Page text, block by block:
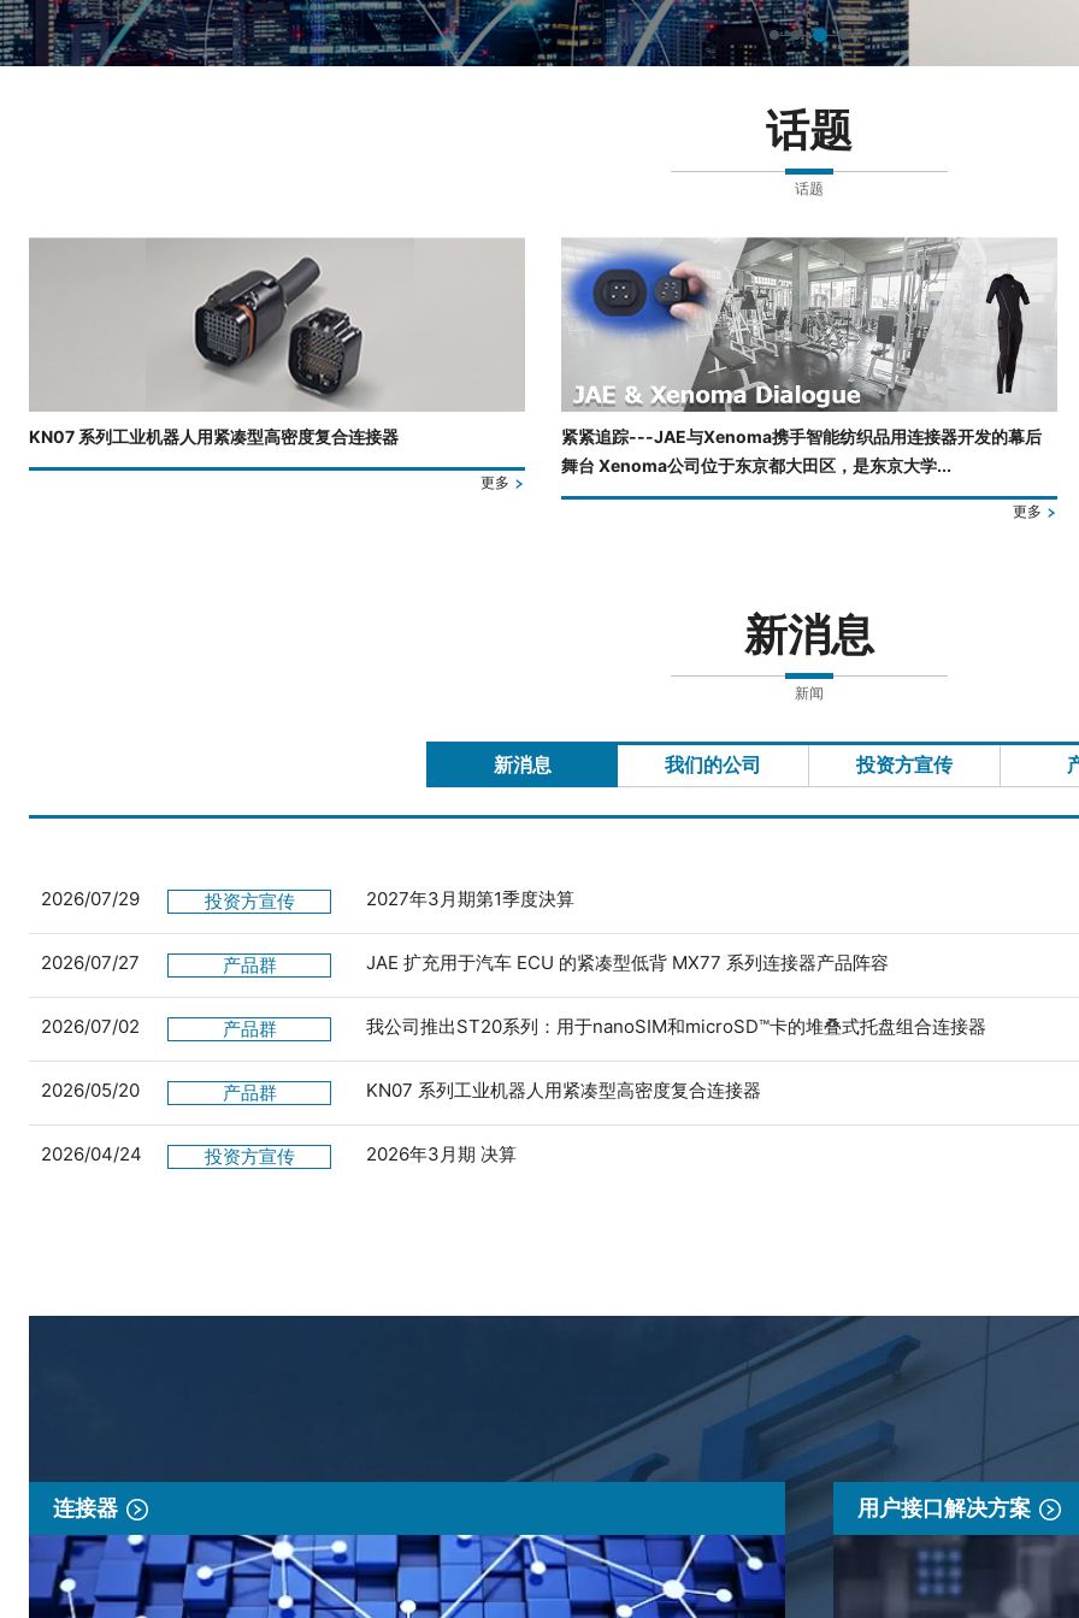
话题
话题
KN07 系列工业机器人用紧凑型高密度复合连接器
更多
紧紧追踪---JAE与Xenoma携手智能纺织品用连接器开发的幕后
舞台 Xenoma公司位于东京都大田区，是东京大学...
更多
新消息
新闻
新消息 我们的公司 投资方宣传
2026/07/29 投资方宣传 2027年3月期第1季度決算
2026/07/27 产品群 JAE 扩充用于汽车 ECU 的紧凑型低背 MX77 系列连接器产品阵容
2026/07/02 产品群 我公司推出ST20系列：用于nanoSIM和microSD™卡的堆叠式托盘组合连接器
2026/05/20 产品群 KN07 系列工业机器人用紧凑型高密度复合连接器
2026/04/24 投资方宣传 2026年3月期 决算
连接器 用户接口解决方案